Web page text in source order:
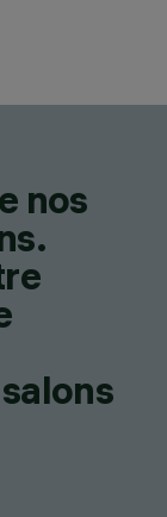
nos